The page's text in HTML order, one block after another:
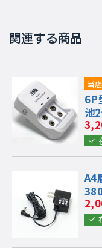
関連する商品
当
6P
池
A4